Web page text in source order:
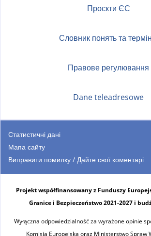
Проєкти ЄС
Словник понять та
Правове регулювання
Dane teleadresowe
Статистичні дані
Мапа сайту
Виправити помилку / Дайте свої коментарі
Projekt współfinansowany z Funduszy
Granice i Bezpieczeństwo 2021-2027 i
Wyłączna odpowiedzialność za wyrażone opinie
Komisja Europejska oraz Ministerstwo Spraw